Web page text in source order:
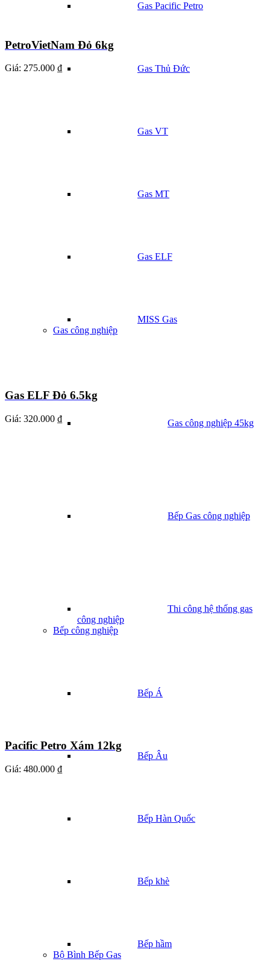
Gas Pacific Petro
Gas Thủ Đức
Gas VT
Gas MT
Gas ELF
MISS Gas
Gas công nghiệp
Gas công nghiệp 45kg
Bếp Gas công nghiệp
Thi công hệ thống gas
công nghiệp
Bếp công nghiệp
Bếp Á
Bếp Âu
Bếp Hàn Quốc
Bếp khè
Bếp hầm
Bộ Bình Bếp Gas
PetroVietNam Đỏ 6kg
Giá: 275.000 ₫
Gas ELF Đỏ 6.5kg
Giá: 320.000 ₫
Pacific Petro Xám 12kg
Giá: 480.000 ₫